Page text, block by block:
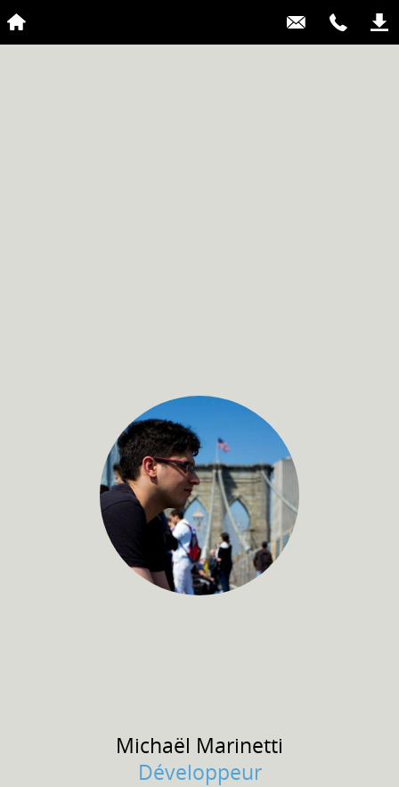
Michaël Marinetti
Développeur